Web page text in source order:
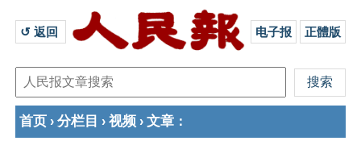
↺ 返回 电子报 正體版
首页 › 分栏目 › 视频 › 文章 ：